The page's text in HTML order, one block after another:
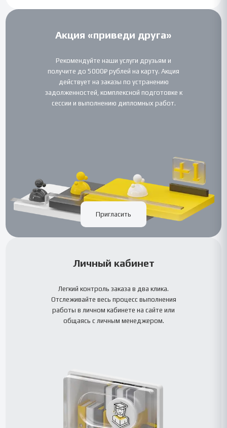
Акция «приведи друга»
Рекомендуйте наши услуги друзьям и
получите до 5000₽ рублей на карту. Акция
действует на заказы по устранению
задолженностей, комплексной подготовке к
сессии и выполнению дипломных работ.
Пригласить
Личный кабинет
Легкий контроль заказа в два клика.
Отслеживайте весь процесс выполнения
работы в личном кабинете на сайте или
общаясь с личным менеджером.